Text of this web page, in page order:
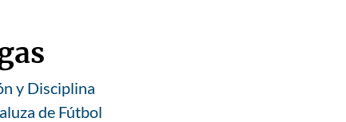
y Disciplina
de Fútbol